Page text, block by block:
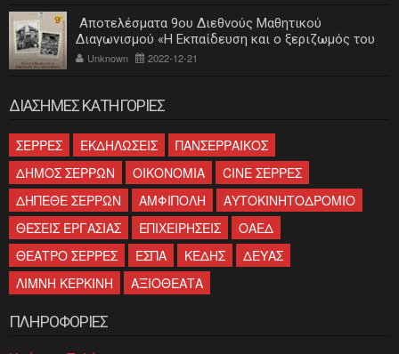
Αποτελέσματα 9ου Διεθνούς Μαθητικού
Διαγωνισμού «Η Εκπαίδευση και ο ξεριζωμός του
ελληνισμού»
Unknown 2022-12-21
ΔΙΑΣΗΜΕΣ ΚΑΤΗΓΟΡΙΕΣ
ΣΕΡΡΕΣ ΕΚΔΗΛΩΣΕΙΣ
ΠΑΝΣΕΡΡΑΙΚΟΣ
ΔΗΜΟΣ ΣΕΡΡΩΝ
ΟΙΚΟΝΟΜΙΑ
CINE ΣΕΡΡΕΣ
ΔΗΠΕΘΕ ΣΕΡΡΩΝ
ΑΜΦΙΠΟΛΗ
ΑΥΤΟΚΙΝΗΤΟΔΡΟΜΙΟ
ΘΕΣΕΙΣ ΕΡΓΑΣΙΑΣ
ΕΠΙΧΕΙΡΗΣΕΙΣ
ΟΑΕΔ
ΘΕΑΤΡΟ ΣΕΡΡΕΣ
ΕΣΠΑ ΚΕΔΗΣ
ΔΕΥΑΣ
ΛΙΜΝΗ ΚΕΡΚΙΝΗ
ΑΞΙΟΘΕΑΤΑ
ΠΛΗΡΟΦΟΡΙΕΣ